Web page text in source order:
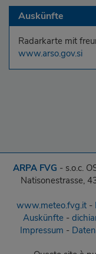
Auskünfte
Radarkarte mit
www.arso.gov.si
ARPA FVG - s.o.c.
Natisonestrasse,
www.meteo.fvg.it -
Auskünfte -
Impressum -